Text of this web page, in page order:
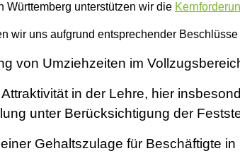
Württemberg unterstützen wir die
wir uns aufgrund entsprechender
von Umziehzeiten im
in der Lehre, hier
unter Berücksichtigung der
Gehaltszulage für Beschäftigte